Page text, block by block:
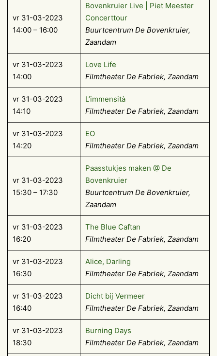
vr 31-03-2023
14:00 – 16:00
Bovenkruier Live | Piet Meester
Concerttour
Buurtcentrum De Bovenkruier,
Zaandam
vr 31-03-2023
14:00
Love Life
Filmtheater De Fabriek, Zaandam
vr 31-03-2023
14:10
L’immensità
Filmtheater De Fabriek, Zaandam
vr 31-03-2023
14:20
EO
Filmtheater De Fabriek, Zaandam
vr 31-03-2023
15:30 – 17:30
Paasstukjes maken @ De
Bovenkruier
Buurtcentrum De Bovenkruier,
Zaandam
vr 31-03-2023
16:20
The Blue Caftan
Filmtheater De Fabriek, Zaandam
vr 31-03-2023
16:30
Alice, Darling
Filmtheater De Fabriek, Zaandam
vr 31-03-2023
16:40
Dicht bij Vermeer
Filmtheater De Fabriek, Zaandam
vr 31-03-2023
18:30
Burning Days
Filmtheater De Fabriek, Zaandam